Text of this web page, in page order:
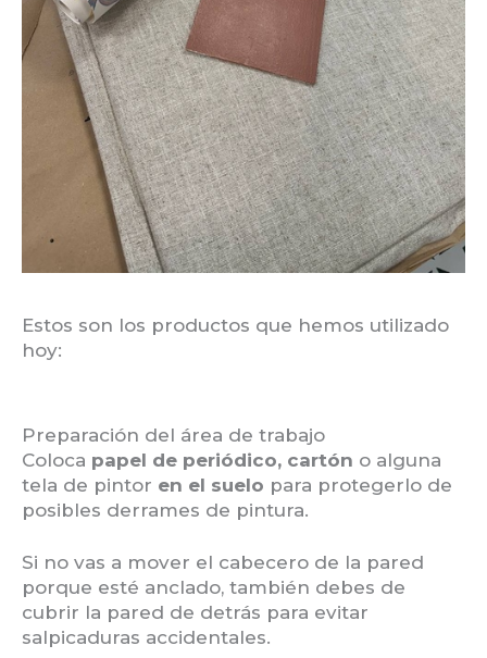
Estos son los productos que hemos utilizado
hoy:
Preparación del área de trabajo
Coloca papel de periódico, cartón o alguna
tela de pintor en el suelo para protegerlo de
posibles derrames de pintura.
Si no vas a mover el cabecero de la pared
porque esté anclado, también debes de
cubrir la pared de detrás para evitar
salpicaduras accidentales.